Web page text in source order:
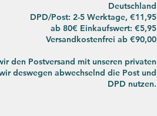
Deutsch land
DPD/Post: 2-5 Werktage, €11,95
ab 80€ Einkaufswert: €5,95
Versandkostenfrei ab €90,00
den Postversand mit unseren privaten
deswegen abwechselnd die Post und
DPD nutzen.